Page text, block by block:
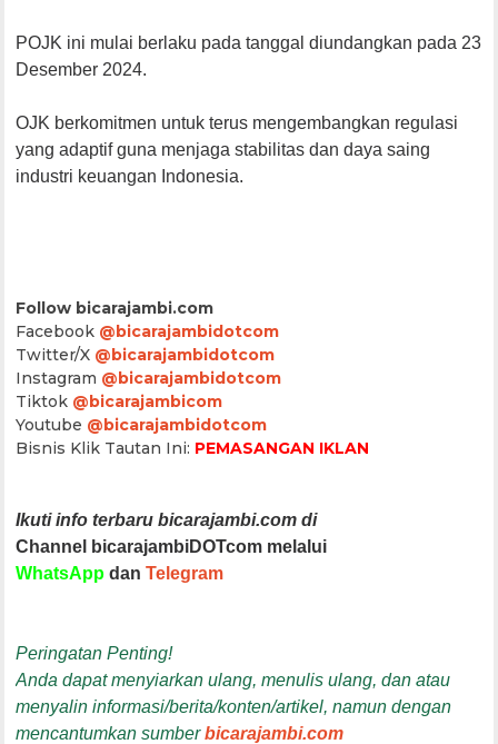
POJK ini mulai berlaku pada tanggal diundangkan pada 23
Desember 2024.
OJK berkomitmen untuk terus mengembangkan regulasi
yang adaptif guna menjaga stabilitas dan daya saing
industri keuangan Indonesia.
Follow bicarajambi.com
Facebook @bicarajambidotcom
Twitter/X @bicarajambidotcom
Instagram @bicarajambidotcom
Tiktok @bicarajambicom
Youtube @bicarajambidotcom
Bisnis Klik Tautan Ini: PEMASANGAN IKLAN
Ikuti info terbaru bicarajambi.com di
Channel bicarajambiDOTcom melalui
WhatsApp danTelegram
Peringatan Penting!
Anda dapat menyiarkan ulang, menulis ulang, dan atau
menyalin informasi/berita/konten/artikel, namun dengan
mencantumkan sumberbicarajambi.com